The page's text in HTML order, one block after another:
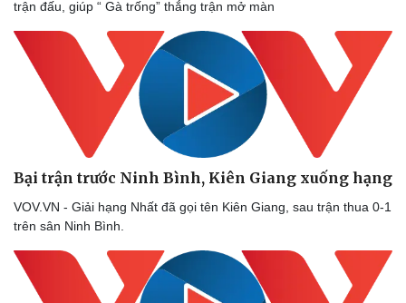
Sức khỏe
Dinh dưỡng - món ngon
Cây thuốc
Nhi khoa
Nam khoa
Làm đẹp - giảm cân
Phòng mạch online
Ăn sạch sống khỏe
Đời sống
Blog
trận đấu, giúp “ Gà trống” thắng trận mở màn
Bại trận trước Ninh Bình, Kiên Giang xuống hạng
VOV.VN - Giải hạng Nhất đã gọi tên Kiên Giang, sau trận thua 0-1
trên sân Ninh Bình.